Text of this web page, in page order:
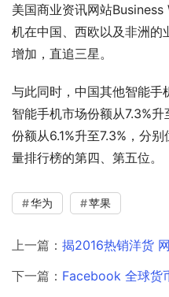
美国商业资讯网站
机在中国、西欧以及非洲的
增加，直追三星。
与此同时，中国其他智能手
智能手机市场份额从7.3%
份额从6.1%升至7.3%，分
量排行榜的第四、第五位。
华为 苹果
上一篇： 揭2016热销洋货
下一篇： Facebook 全球货币